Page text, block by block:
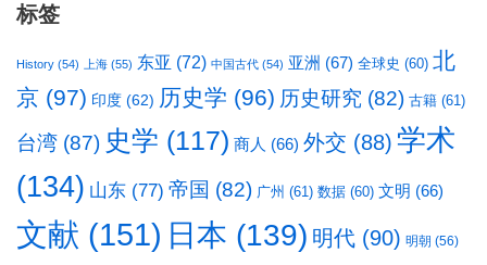
标签
History (54) 上海 (55) 东亚 (72) 中国古代 (54) 亚洲 (67) 全球史 (60) 北
京 (97) 印度 (62) 历史学 (96) 历史研究 (82) 古籍 (61)
台湾 (87) 史学 (117) 商人 (66) 外交 (88) 学术
(134) 山东 (77) 帝国 (82) 广州 (61) 数据 (60) 文明 (66)
文献 (151) 日本 (139) 明代 (90) 明朝 (56)